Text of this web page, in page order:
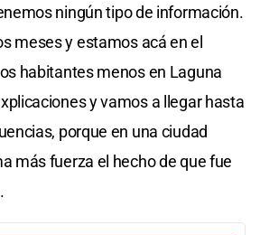
ningún tipo de información.
meses y estamos acá en el
habitantes menos en Laguna
y vamos a llegar hasta
porque en una ciudad
más fuerza el hecho de que fue